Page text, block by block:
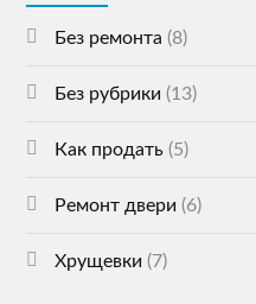
Без ремонта (8)
Без рубрики (13)
Как продать (5)
Ремонт двери (6)
Хрущевки (7)